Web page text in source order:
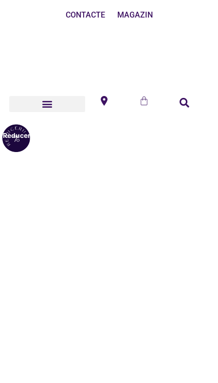
CONTACTE MAGAZIN
Reduceri!